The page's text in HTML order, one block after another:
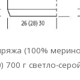
(100%
700 г светло-